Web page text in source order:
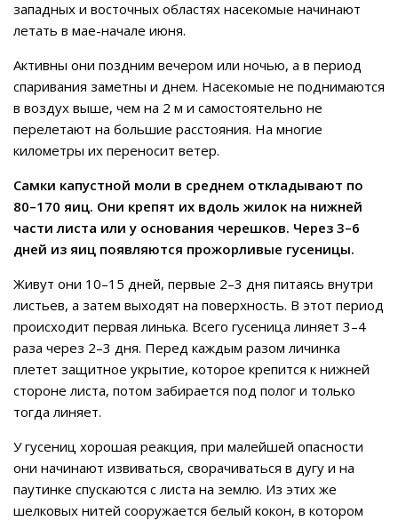
западных и восточных областях насекомые начинают
летать в мае-начале июня.
Активны они поздним вечером или ночью, а в период
спаривания заметны и днем. Насекомые не поднимаются
в воздух выше, чем на 2 м и самостоятельно не
перелетают на большие расстояния. На многие
километры их переносит ветер.
Самки капустной моли в среднем откладывают по
80–170 яиц. Они крепят их вдоль жилок на нижней
части листа или у основания черешков. Через 3–6
дней из яиц появляются прожорливые гусеницы.
Живут они 10–15 дней, первые 2–3 дня питаясь внутри
листьев, а затем выходят на поверхность. В этот период
происходит первая линька. Всего гусеница линяет 3–4
раза через 2–3 дня. Перед каждым разом личинка
плетет защитное укрытие, которое крепится к нижней
стороне листа, потом забирается под полог и только
тогда линяет.
У гусениц хорошая реакция, при малейшей опасности
они начинают извиваться, сворачиваться в дугу и на
паутинке спускаются с листа на землю. Из этих же
шелковых нитей сооружается белый кокон, в котором